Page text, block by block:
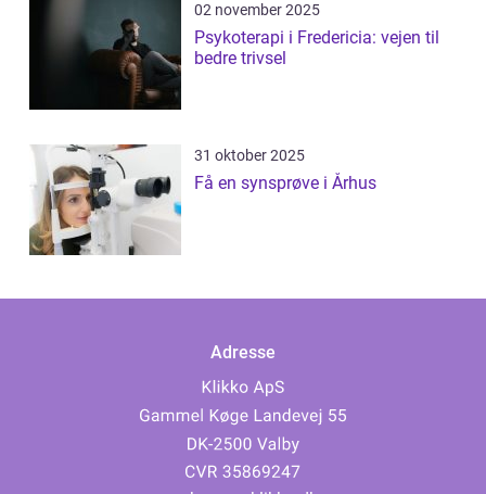
02 november 2025
Psykoterapi i Fredericia: vejen til
bedre trivsel
31 oktober 2025
Få en synsprøve i Århus
Adresse